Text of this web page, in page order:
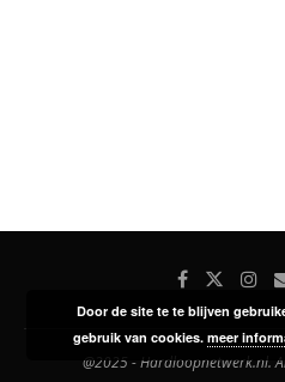
@2025 - Hardloopnetwerk.nl.
Door de site te te blijven
gebruik van cookies.meer